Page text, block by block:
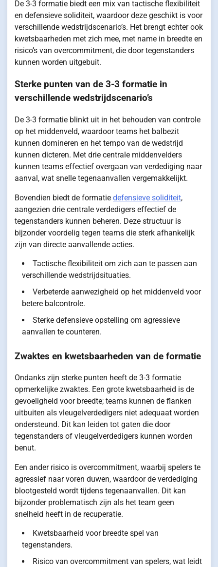
De 3-3 formatie biedt een mix van tactische flexibiliteit
en defensieve soliditeit, waardoor deze geschikt is voor
verschillende wedstrijdscenario’s. Het brengt echter ook
kwetsbaarheden met zich mee, met name in breedte en
risico’s van overcommitment, die door tegenstanders
kunnen worden uitgebuit.
Sterke punten van de 3-3 formatie in
verschillende wedstrijdscenario’s
De 3-3 formatie blinkt uit in het behouden van controle
op het middenveld, waardoor teams het balbezit
kunnen domineren en het tempo van de wedstrijd
kunnen dicteren. Met drie centrale middenvelders
kunnen teams effectief overgaan van verdediging naar
aanval, wat snelle tegenaanvallen vergemakkelijkt.
Bovendien biedt de formatie defensieve soliditeit,
aangezien drie centrale verdedigers effectief de
tegenstanders kunnen beheren. Deze structuur is
bijzonder voordelig tegen teams die sterk afhankelijk
zijn van directe aanvallende acties.
Tactische flexibiliteit om zich aan te passen aan
verschillende wedstrijdsituaties.
Verbeterde aanwezigheid op het middenveld voor
betere balcontrole.
Sterke defensieve opstelling om agressieve
aanvallen te counteren.
Zwaktes en kwetsbaarheden van de formatie
Ondanks zijn sterke punten heeft de 3-3 formatie
opmerkelijke zwaktes. Een grote kwetsbaarheid is de
gevoeligheid voor breedte; teams kunnen de flanken
uitbuiten als vleugelverdedigers niet adequaat worden
ondersteund. Dit kan leiden tot gaten die door
tegenstanders of vleugelverdedigers kunnen worden
benut.
Een ander risico is overcommitment, waarbij spelers te
agressief naar voren duwen, waardoor de verdediging
blootgesteld wordt tijdens tegenaanvallen. Dit kan
bijzonder problematisch zijn als het team geen
snelheid heeft in de recuperatie.
Kwetsbaarheid voor breedte spel van
tegenstanders.
Risico van overcommitment van spelers, wat leidt